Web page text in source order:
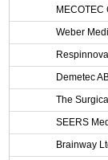
Weber
Demetec
The
SEERS
Brainway